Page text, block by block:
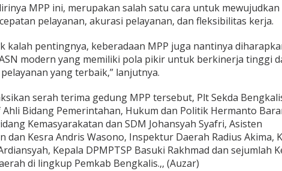
MPP ini, merupakan salah satu cara untuk
pelayanan, akurasi pelayanan, dan fleksibilitas kerja.
kalah pentingnya, keberadaan MPP juga nantinya
modern yang memiliki pola pikir untuk berkinerja tinggi
yang terbaik,” lanjutnya.
serah terima gedung MPP tersebut, Plt Sekda
Ahli Bidang Pemerintahan, Hukum dan Politik Hermanto
Kemasyarakatan dan SDM Johansyah Syafri, Asisten
dan Kesra Andris Wasono, Inspektur Daerah Radius Akima,
Kepala DPMPTSP Basuki Rakhmad dan sejumlah
di lingkup Pemkab Bengkalis.,, (Auzar)